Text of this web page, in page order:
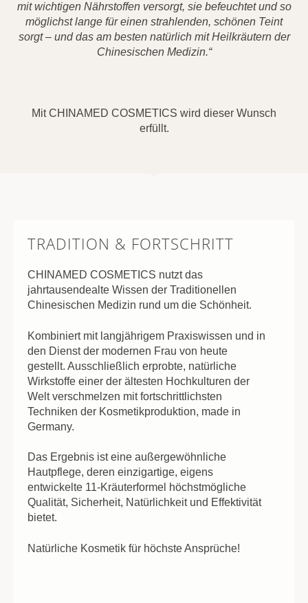
mit wichtigen Nährstoffen versorgt, sie befeuchtet und so
möglichst lange für einen strahlenden, schönen Teint
sorgt – und das am besten natürlich mit Heilkräutern der
Chinesischen Medizin.“
Mit CHINAMED COSMETICS wird dieser Wunsch
erfüllt.
TRADITION & FORTSCHRITT
CHINAMED COSMETICS nutzt das
jahrtausendealte Wissen der Traditionellen
Chinesischen Medizin rund um die Schönheit.
Kombiniert mit langjährigem Praxiswissen und in
den Dienst der modernen Frau von heute
gestellt. Ausschließlich erprobte, natürliche
Wirkstoffe einer der ältesten Hochkulturen der
Welt verschmelzen mit fortschrittlichsten
Techniken der Kosmetikproduktion, made in
Germany.
Das Ergebnis ist eine außergewöhnliche
Hautpflege, deren einzigartige, eigens
entwickelte 11-Kräuterformel höchstmögliche
Qualität, Sicherheit, Natürlichkeit und Effektivität
bietet.
Natürliche Kosmetik für höchste Ansprüche!